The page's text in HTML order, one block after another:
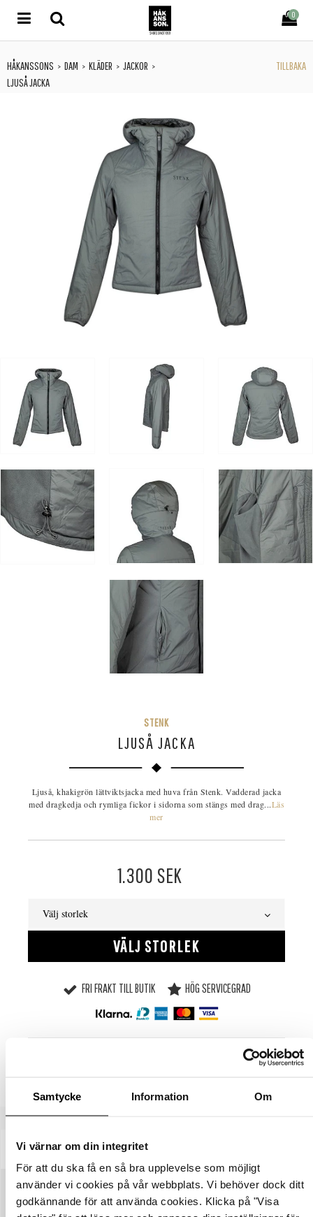
Samtycke Information Om
Vi värnar om din integritet
För att du ska få en så bra upplevelse som möjligt
använder vi cookies på vår webbplats. Vi behöver dock ditt
godkännande för att använda cookies. Klicka på "Visa
0
HÅKANSSONS > DAM > KLÄDER > JACKOR >
LJUSÅ JACKA
TILLBAKA
STENK
LJUSÅ JACKA
Ljuså, khakigrön lättviktsjacka med huva från Stenk. Vadderad jacka
med dragkedja och rymliga fickor i sidorna som stängs med drag...Läs
mer
1.300 SEK
Välj storlek
VÄLJ STORLEK
FRI FRAKT TILL BUTIK HÖG SERVICEGRAD
BESKRIVNING
STORLEKSGUIDE